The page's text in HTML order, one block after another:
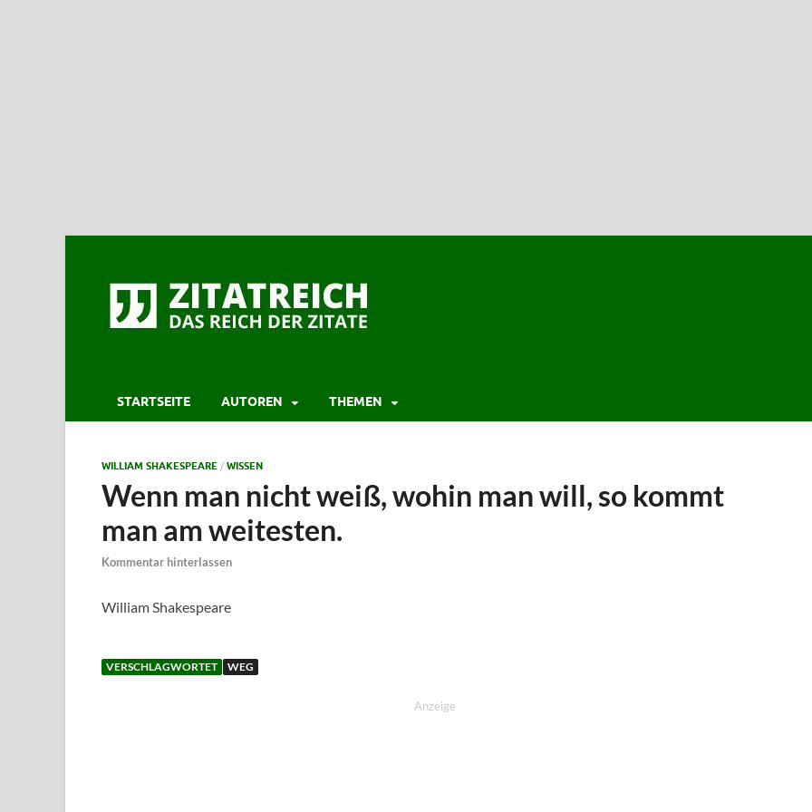
STARTSEITE AUTOREN THEMEN
WILLIAM SHAKESPEARE / WISSEN
Wenn man nicht weiß, wohin man will, so kommt
man am weitesten.
Kommentar hinterlassen
William Shakespeare
VERSCHLAGWORTET WEG
Anzeige